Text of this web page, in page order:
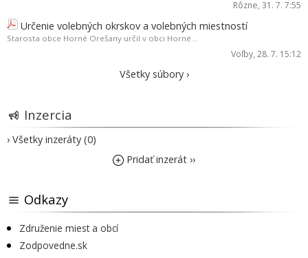
Rôzne, 31. 7. 7:55
Určenie volebných okrskov a volebných miestností
Starosta obce Horné Orešany určil v obci Horné...
Voľby, 28. 7. 15:12
Všetky súbory ›
Inzercia
› Všetky inzeráty (0)
Pridať inzerát ››
Odkazy
Združenie miest a obcí
Zodpovedne.sk